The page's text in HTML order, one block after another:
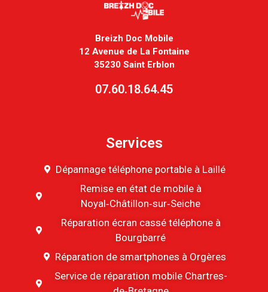
Breizh Doc Mobile
12 Avenue de La Fontaine
35230 Saint Erblon
07.60.18.64.45
Services
Dépannage téléphone portable à Laillé
Remise en état de mobile à
Noyal‑Châtillon‑sur‑Seiche
Réparation écran cassé téléphone à
Bourgbarré
Réparation de smartphones à Orgères
Service de réparation mobile Chartres-